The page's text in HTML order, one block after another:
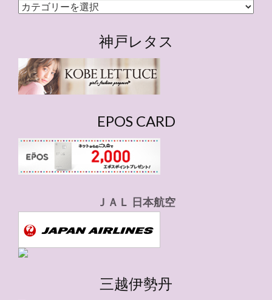
カ
ー
神戸レタス
EPOS CARD
ＪＡＬ 日本航空
三越伊勢丹